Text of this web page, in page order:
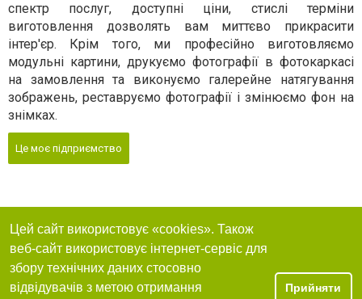
спектр послуг, доступні ціни, стислі терміни
виготовлення дозволять вам миттєво прикрасити
інтер'єр. Крім того, ми професійно виготовляємо
модульні картини, друкуємо фотографії в фотокаркасі
на замовлення та виконуємо галерейне натягування
зображень, реставруємо фотографії і змінюємо фон на
знімках.
Це моє підприємство
Цей сайт використовує «cookies». Також
веб-сайт використовує інтернет-сервіс для
збору технічних даних стосовно
відвідувачів з метою отримання
Прийняти